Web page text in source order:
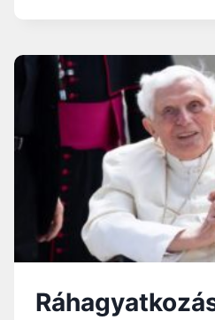
PAPSÁG
VÉLI
A
NÉMET
PÜSPÖKI
KONFERENCIA
FŐTITKÁRA